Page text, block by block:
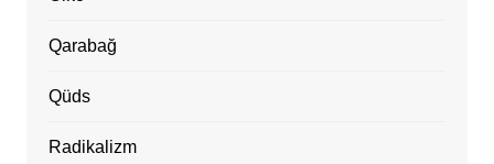
Qarabağ
Qüds
Radikalizm